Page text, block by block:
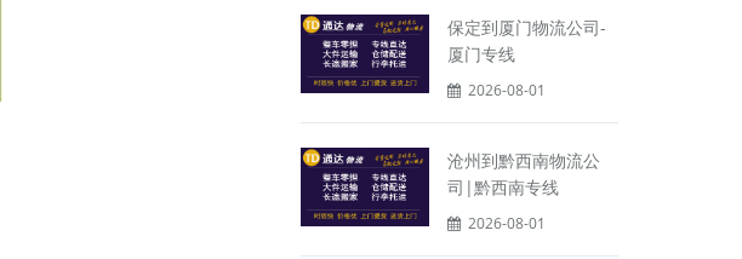
保定到厦门物流公司-
厦门专线
2026-08-01
沧州到黔西南物流公
司|黔西南专线
2026-08-01